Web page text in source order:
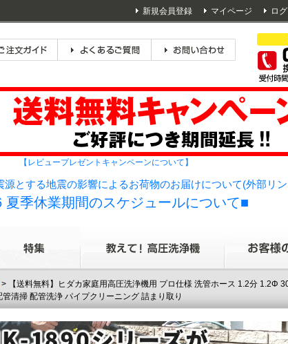
新規会員登録 マイページ ロ
【レビュープレゼントキャンペーンについて】
とする地震の影響によるお荷物のお届けについて(外部リ
夏季休業期間のスケジュールについて■
> 【送料無料】ヒダカ家庭用高圧洗浄機用 プロ仕様 洗管ホース 1.2分 1.2Φ
清掃 配管洗浄 パイプクリーニング 詰まり取り